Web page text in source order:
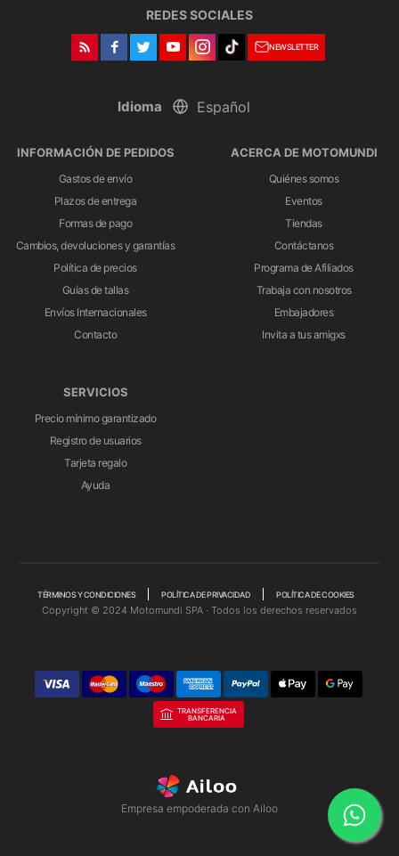
REDES SOCIALES
NEWSLETTER
Idioma
INFORMACIÓN DE PEDIDOS
Gastos de envío
Plazos de entrega
Formas de pago
Cambios, devoluciones y garantías
Política de precios
Guías de tallas
Envíos Internacionales
Contacto
ACERCA DE MOTOMUNDI
Quiénes somos
Eventos
Tiendas
Contáctanos
Programa de Afiliados
Trabaja con nosotros
Embajadores
Invita a tus amigxs
SERVICIOS
Precio mínimo garantizado
Registro de usuarios
Tarjeta regalo
Ayuda
TÉRMINOS Y CONDICIONES POLÍTICA DE PRIVACIDAD POLÍTICA DE COOKIES
Copyright © 2024 Motomundi SPA · Todos los derechos reservados
TRANSFERENCIA
BANCARIA
Empresa empoderada con Ailoo